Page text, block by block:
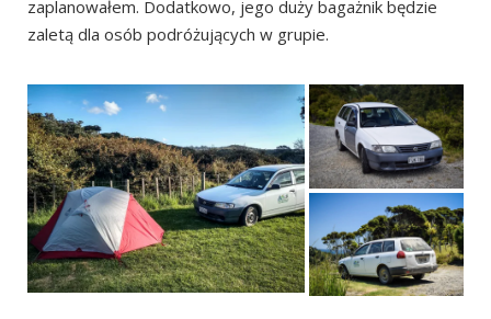
zaplanowałem. Dodatkowo, jego duży bagażnik będzie
zaletą dla osób podróżujących w grupie.